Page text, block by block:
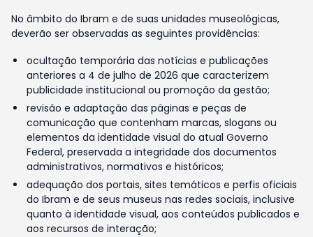
No âmbito do Ibram e de suas unidades museológicas,
deverão ser observadas as seguintes providências:
ocultação temporária das notícias e publicações
anteriores a 4 de julho de 2026 que caracterizem
publicidade institucional ou promoção da gestão;
revisão e adaptação das páginas e peças de
comunicação que contenham marcas, slogans ou
elementos da identidade visual do atual Governo
Federal, preservada a integridade dos documentos
administrativos, normativos e históricos;
adequação dos portais, sites temáticos e perfis oficiais
do Ibram e de seus museus nas redes sociais, inclusive
quanto à identidade visual, aos conteúdos publicados e
aos recursos de interação;